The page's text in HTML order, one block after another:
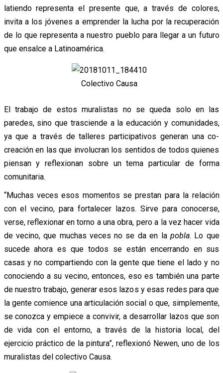
latiendo representa el presente que, a través de colores,
invita a los jóvenes a emprender la lucha por la recuperación
de lo que representa a nuestro pueblo para llegar a un futuro
que ensalce a Latinoamérica.
Colectivo Causa
El trabajo de estos muralistas no se queda solo en las
paredes, sino que trasciende a la educación y comunidades,
ya que a través de talleres participativos generan una co-
creación en las que involucran los sentidos de todos quienes
piensan y reflexionan sobre un tema particular de forma
comunitaria.
“Muchas veces esos momentos se prestan para la relación
con el vecino, para fortalecer lazos. Sirve para conocerse,
verse, reflexionar en torno a una obra, pero a la vez hacer vida
de vecino, que muchas veces no se da en la pobla. Lo que
sucede ahora es que todos se están encerrando en sus
casas y no compartiendo con la gente que tiene el lado y no
conociendo a su vecino, entonces, eso es también una parte
de nuestro trabajo, generar esos lazos y esas redes para que
la gente comience una articulación social o que, simplemente,
se conozca y empiece a convivir, a desarrollar lazos que son
de vida con el entorno, a través de la historia local, del
ejercicio práctico de la pintura”, reflexionó Newen, uno de los
muralistas del colectivo Causa.